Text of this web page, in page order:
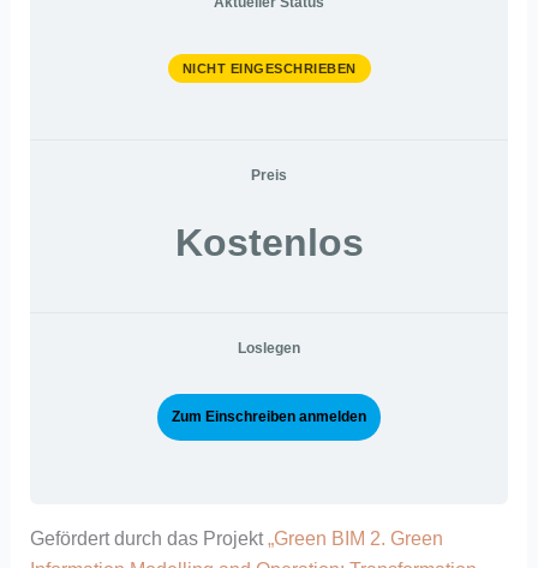
NICHT EINGESCHRIEBEN
Preis
Kostenlos
Loslegen
Zum Einschreiben anmelden
Gefördert durch das Projekt„Green BIM 2. Green